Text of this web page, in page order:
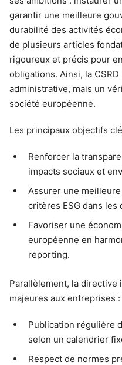
garantir une meilleure
durabilité des activités
de plusieurs articles
rigoureux et précis pour
obligations. Ainsi, la
administrative, mais un
société européenne.
Les principaux objectifs
Renforcer la
impacts sociaux et
Assurer une
critères ESG dans
Favoriser une
européenne en
reporting.
Parallèlement, la directive
majeures aux entreprises :
Publication régulière
selon un calendrier
Respect de normes